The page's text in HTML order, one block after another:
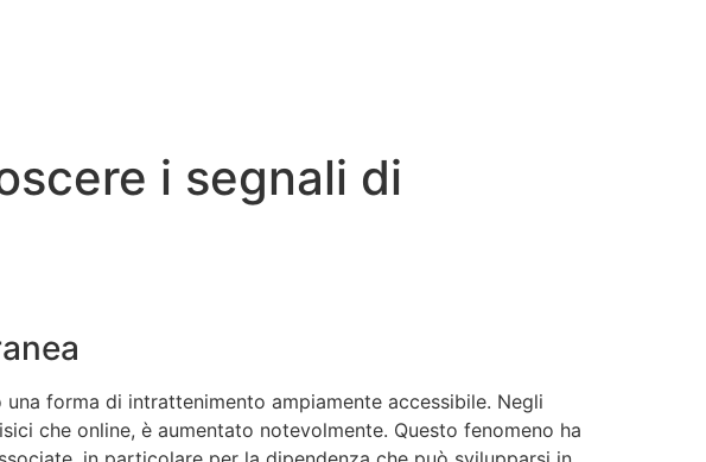
i segnali di
forma di intrattenimento ampiamente accessibile. Negli
che online, è aumentato notevolmente. Questo fenomeno ha